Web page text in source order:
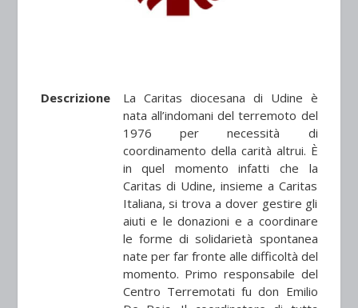
Descrizione
La Caritas diocesana di Udine è
nata all’indomani del terremoto del
1976 per necessità di
coordinamento della carità altrui. È
in quel momento infatti che la
Caritas di Udine, insieme a Caritas
Italiana, si trova a dover gestire gli
aiuti e le donazioni e a coordinare
le forme di solidarietà spontanea
nate per far fronte alle difficoltà del
momento. Primo responsabile del
Centro Terremotati fu don Emilio